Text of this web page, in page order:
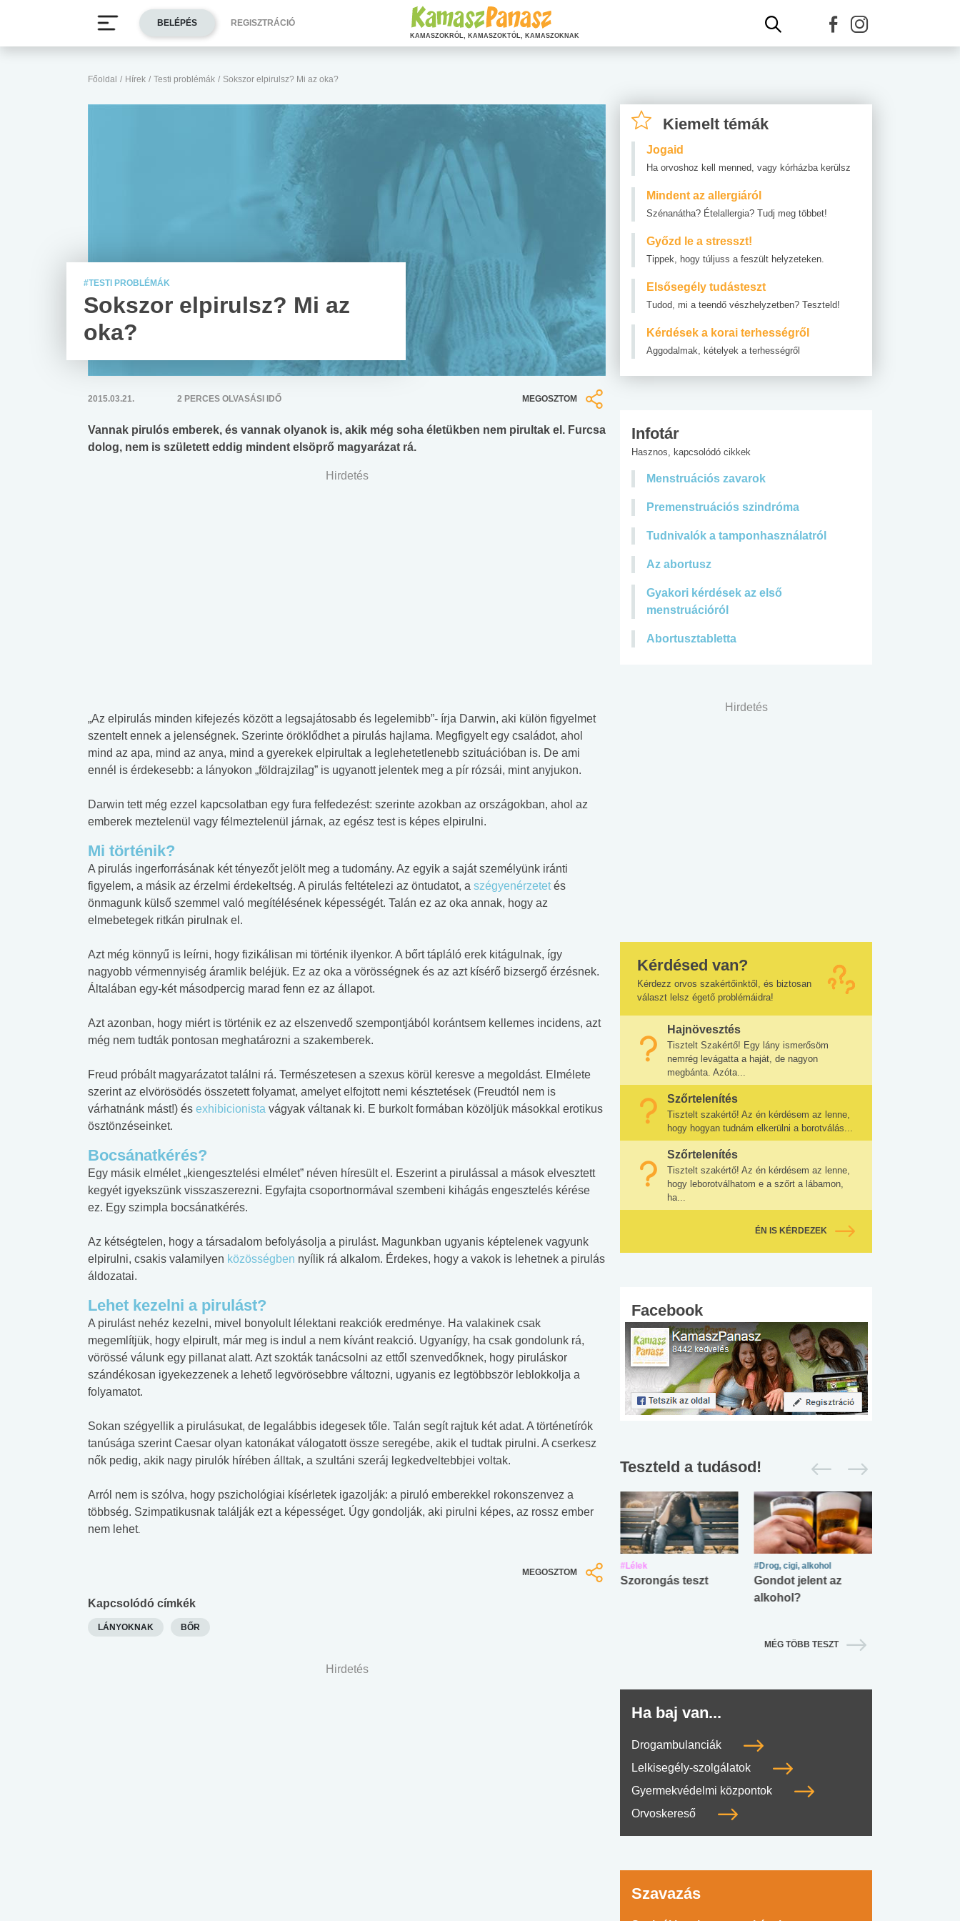
Főoldal / Hírek / Testi problémák / Sokszor elpirulsz? Mi az oka?
#TESTI PROBLÉMÁK
Sokszor elpirulsz? Mi az
oka?
2015.03.21. 2 PERCES OLVASÁSI IDŐ MEGOSZTOM
Vannak pirulós emberek, és vannak olyanok is, akik még soha életükben nem pirultak el. Furcsa
dolog, nem is született eddig mindent elsöprő magyarázat rá.
Hirdetés
„Az elpirulás minden kifejezés között a legsajátosabb és legelemibb”- írja Darwin, aki külön figyelmet
szentelt ennek a jelenségnek. Szerinte öröklődhet a pirulás hajlama. Megfigyelt egy családot, ahol
mind az apa, mind az anya, mind a gyerekek elpirultak a leglehetetlenebb szituációban is. De ami
ennél is érdekesebb: a lányokon „földrajzilag” is ugyanott jelentek meg a pír rózsái, mint anyjukon.
Darwin tett még ezzel kapcsolatban egy fura felfedezést: szerinte azokban az országokban, ahol az
emberek meztelenül vagy félmeztelenül járnak, az egész test is képes elpirulni.
Mi történik?
A pirulás ingerforrásának két tényezőt jelölt meg a tudomány. Az egyik a saját személyünk iránti
figyelem, a másik az érzelmi érdekeltség. A pirulás feltételezi az öntudatot, a szégyenérzetetés
önmagunk külső szemmel való megítélésének képességét. Talán ez az oka annak, hogy az
elmebetegek ritkán pirulnak el.
Azt még könnyű is leírni, hogy fizikálisan mi történik ilyenkor. A bőrt tápláló erek kitágulnak, így
nagyobb vérmennyiség áramlik beléjük. Ez az oka a vörösségnek és az azt kísérő bizsergő érzésnek.
Általában egy-két másodpercig marad fenn ez az állapot.
Azt azonban, hogy miért is történik ez az elszenvedő szempontjából korántsem kellemes incidens, azt
még nem tudták pontosan meghatározni a szakemberek.
Freud próbált magyarázatot találni rá. Természetesen a szexus körül keresve a megoldást. Elmélete
szerint az elvörösödés összetett folyamat, amelyet elfojtott nemi késztetések (Freudtól nem is
várhatnánk mást!) és exhibicionista vágyak váltanak ki. E burkolt formában közöljük másokkal erotikus
ösztönzéseinket.
Bocsánatkérés?
Egy másik elmélet „kiengesztelési elmélet” néven híresült el. Eszerint a pirulással a mások elvesztett
kegyét igyekszünk visszaszerezni. Egyfajta csoportnormával szembeni kihágás engesztelés kérése
ez. Egy szimpla bocsánatkérés.
Az kétségtelen, hogy a társadalom befolyásolja a pirulást. Magunkban ugyanis képtelenek vagyunk
elpirulni, csakis valamilyen közösségben nyílik rá alkalom. Érdekes, hogy a vakok is lehetnek a pirulás
áldozatai.
Lehet kezelni a pirulást?
A pirulást nehéz kezelni, mivel bonyolult lélektani reakciók eredménye. Ha valakinek csak
megemlítjük, hogy elpirult, már meg is indul a nem kívánt reakció. Ugyanígy, ha csak gondolunk rá,
vörössé válunk egy pillanat alatt. Azt szokták tanácsolni az ettől szenvedőknek, hogy piruláskor
szándékosan igyekezzenek a lehető legvörösebbre változni, ugyanis ez legtöbbször leblokkolja a
folyamatot.
Sokan szégyellik a pirulásukat, de legalábbis idegesek tőle. Talán segít rajtuk két adat. A történetírók
tanúsága szerint Caesar olyan katonákat válogatott össze seregébe, akik el tudtak pirulni. A cserkesz
nők pedig, akik nagy pirulók hírében álltak, a szultáni szeráj legkedveltebbjei voltak.
Arról nem is szólva, hogy pszichológiai kísérletek igazolják: a piruló emberekkel rokonszenvez a
többség. Szimpatikusnak találják ezt a képességet. Úgy gondolják, aki pirulni képes, az rossz ember
nem lehet.
MEGOSZTOM
Kapcsolódó címkék
LÁNYOKNAK BŐR
Hirdetés
Kiemelt témák
Jogaid
Ha orvoshoz kell menned, vagy kórházba kerülsz
Mindent az allergiáról
Szénanátha? Ételallergia? Tudj meg többet!
Győzd le a stresszt!
Tippek, hogy túljuss a feszült helyzeteken.
Elsősegély tudásteszt
Tudod, mi a teendő vészhelyzetben? Teszteld!
Kérdések a korai terhességről
Aggodalmak, kételyek a terhességről
Infotár
Hasznos, kapcsolódó cikkek
Menstruációs zavarok
Premenstruációs szindróma
Tudnivalók a tamponhasználatról
Az abortusz
Gyakori kérdések az első
menstruációról
Abortusztabletta
Hirdetés
Kérdésed van?
Kérdezz orvos szakértőinktől, és biztosan
választ lelsz égető problémáidra!
Hajnövesztés
Tisztelt Szakértő! Egy lány ismerősöm
nemrég levágatta a haját, de nagyon
megbánta. Azóta...
Szőrtelenítés
Tisztelt szakértő! Az én kérdésem az lenne,
hogy hogyan tudnám elkerülni a borotválás...
Szőrtelenítés
Tisztelt szakértő! Az én kérdésem az lenne,
hogy leborotválhatom e a szőrt a lábamon,
ha...
ÉN IS KÉRDEZEK
Facebook
Teszteld a tudásod!
lábnyomod?
#Lélek
Szorongás teszt
#Drog, cigi, alkohol
Gondot jelent az
alkohol?
MÉG TÖBB TESZT
Ha baj van...
Drogambulanciák
Lelkisegély-szolgálatok
Gyermekvédelmi központok
Orvoskereső
Szavazás
BELÉPÉS REGISZTRÁCIÓ
KAMASZOKRÓL, KAMASZOKTÓL, KAMASZOKNAK